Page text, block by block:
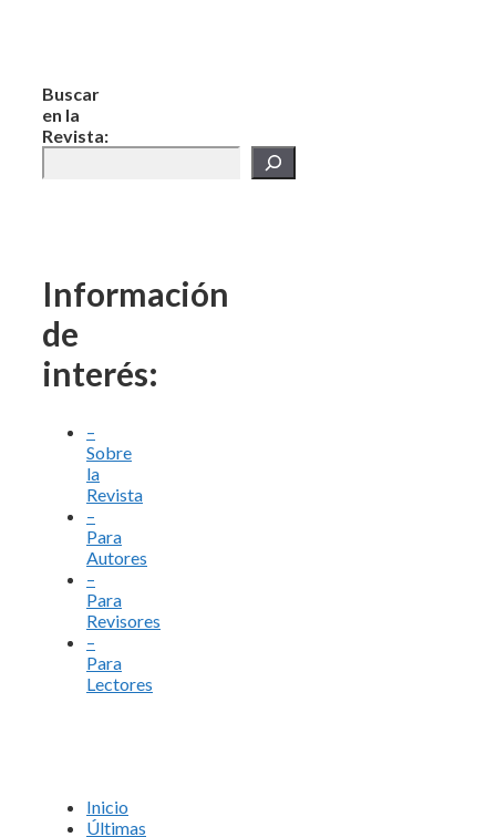
Buscar
en la
Revista:
Información
de
interés:
–
Sobre
la
Revista
–
Para
Autores
–
Para
Revisores
–
Para
Lectores
Inicio
Últimas